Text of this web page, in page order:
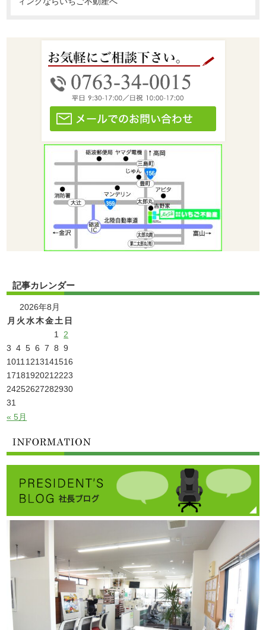
記事カレンダー
2026年8月
月 火 水木金土 日
1
2
3 4 5 6 7 8 9
1011 1213141516
1718192021 2223
24252627282930
31
« 5月